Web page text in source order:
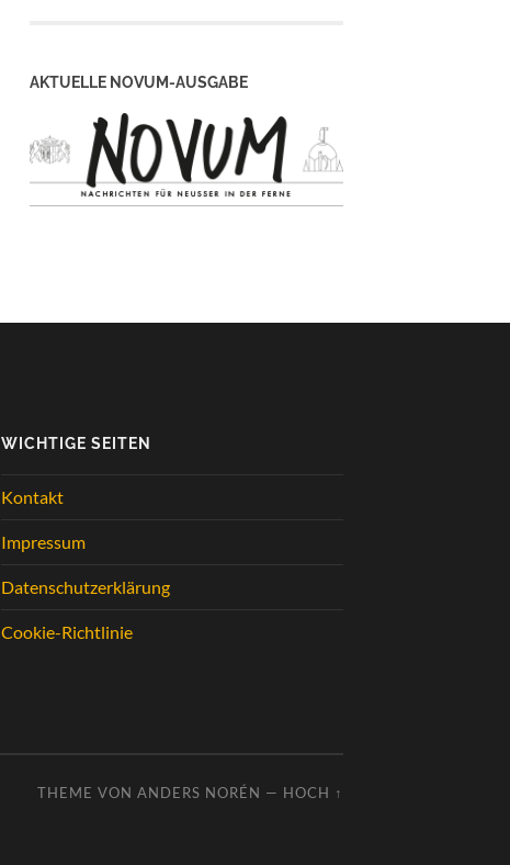
AKTUELLE NOVUM-AUSGABE
WICHTIGE SEITEN
Kontakt
Impressum
Datenschutzerklärung
Cookie-Richtlinie
THEME VON ANDERS NORÉN — HOCH ↑